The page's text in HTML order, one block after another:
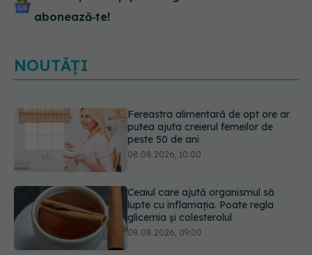
abonează‑te!
NOUTĂȚI
Ceaiul care ajută organismul să
lupte cu inflamația. Poate regla
glicemia și colesterolul
08.08.2026, 09:00
Ce spune culoarea ta preferată
despre vârsta pe care o ai. Care
este "codul cromatic" al generațiilor
07.08.2026, 21:29